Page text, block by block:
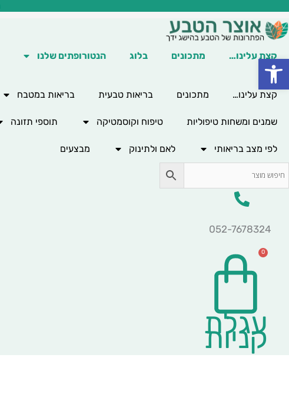
פתח סרגל נגישות
לתוכן
קצת עלינו… מתכונים בלוג הנטורופתים שלנו
קצת עלינו… מתכונים בריאות טבעית בריאות במטבח
שמנים ומשחות טיפוליות טיפוח וקוסמטיקה תוספי תזונה
לפי מצב בריאותי לאם ולתינוק מבצעים
052-7678324
0
עגלת
קניות